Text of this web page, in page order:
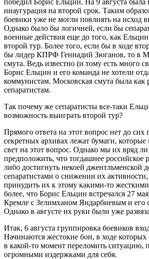
инаугурация на второй срок. Таким
боевики уже не могли повлиять на исход
Однако было бы логичней, если бы
военные действия еще до того, как
второй тур. Более того, если бы в ходе
бы лидер КПРФ Геннадий Зюганов, то в
смута. Ведь известно (и тому есть много
Борис Ельцин и его команда не хотели
коммунистам. Московская смута была как
сепаратистам.
Так почему же сепаратисты все-таки
возможность выиграть второй тур?
Прямого ответа на этот вопрос нет до сих
секретных архивах лежат бумаги,
свет на этот вопрос. Однако мы их вряд
предположить, что тогдашнее российское
либо достигнуть некоей джентльменской
сепаратистами о снижении их
принудить их к этому какими-то
более, что Борис Ельцин встречался 27
Кремле с Зелимханом Яндарбиевым и его
Однако в августе их руки были уже
Итак, 6 августа группировка боевиков
Начинаются жестокие бои, в ходе которых
в какой-то момент переломить ситуацию,
огромными издержками для себя.